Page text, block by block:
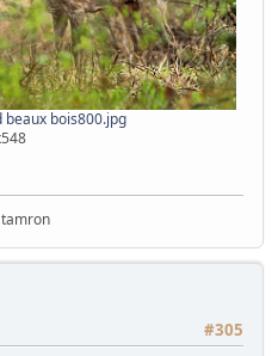
beaux bois800.jpg
#305